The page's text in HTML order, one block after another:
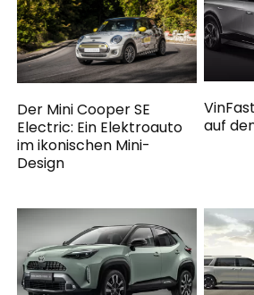
Der Mini Cooper SE
Electric: Ein Elektroauto
im ikonischen Mini-
Design
auf